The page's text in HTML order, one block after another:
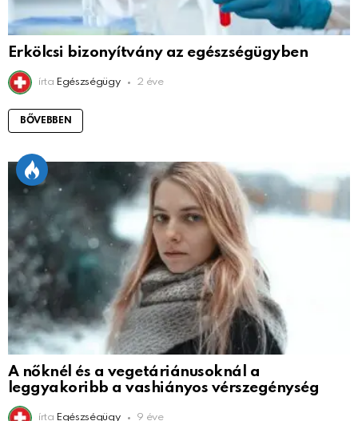
Erkölcsi bizonyítvány az egészségügyben
írta Egészségügy 2 éve
BŐVEBBEN
A nőknél és a vegetáriánusoknál a
leggyakoribb a vashiányos vérszegénység
írta Egészségügy 9 éve